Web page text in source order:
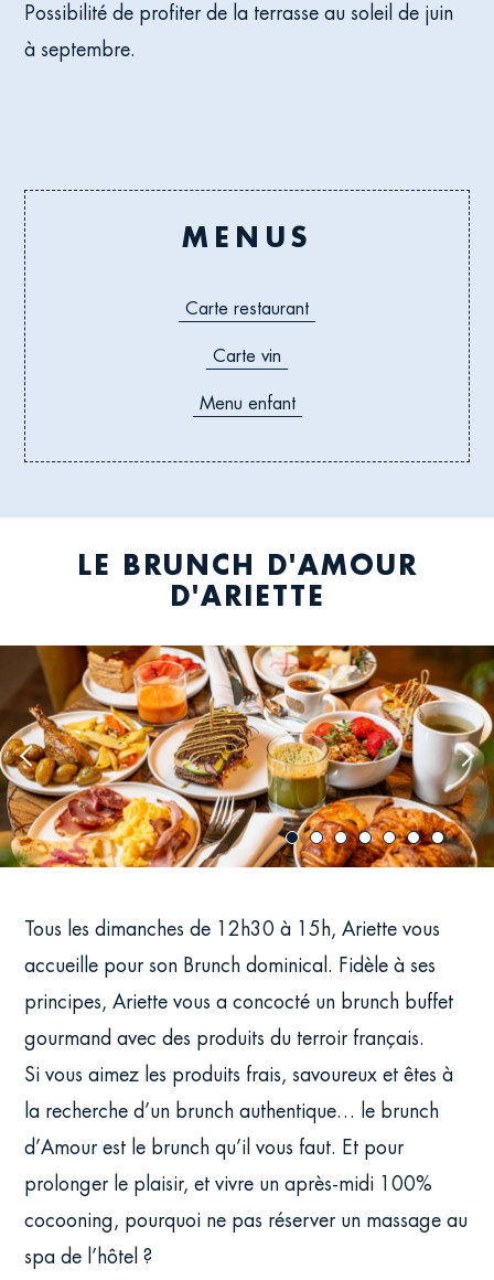
Possibilité de profiter de la terrasse au soleil de juin
à septembre.
MENUS
Carte restaurant
Carte vin
Menu enfant
LE BRUNCH D'AMOUR
D'ARIETTE
Previous
image
Tous les dimanches de 12h30 à 15h, Ariette vous
accueille pour son Brunch dominical. Fidèle à ses
principes, Ariette vous a concocté un brunch buffet
gourmand avec des produits du terroir français.
Si vous aimez les produits frais, savoureux et êtes à
la recherche d’un brunch authentique… le brunch
d’Amour est le brunch qu’il vous faut. Et pour
prolonger le plaisir, et vivre un après-midi 100%
cocooning, pourquoi ne pas réserver un massage au
spa de l’hôtel ?